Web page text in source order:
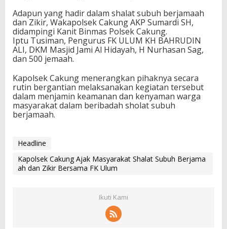
Adapun yang hadir dalam shalat subuh berjamaah
dan Zikir, Wakapolsek Cakung AKP Sumardi SH,
didampingi Kanit Binmas Polsek Cakung.
Iptu Tusiman, Pengurus FK ULUM KH BAHRUDIN
ALI, DKM Masjid Jami Al Hidayah, H Nurhasan Sag,
dan 500 jemaah.
Kapolsek Cakung menerangkan pihaknya secara
rutin bergantian melaksanakan kegiatan tersebut
dalam menjamin keamanan dan kenyaman warga
masyarakat dalam beribadah sholat subuh
berjamaah.
Headline
Kapolsek Cakung Ajak Masyarakat Shalat Subuh Berjama
ah dan Zikir Bersama FK Ulum
Ikuti Kami